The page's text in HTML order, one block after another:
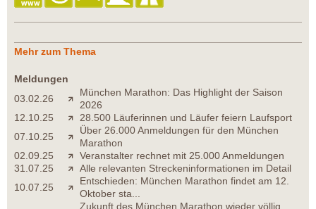
Mehr zum Thema
Meldungen
03.02.26
München Marathon: Das Highlight der Saison
2026
12.10.25
28.500 Läuferinnen und Läufer feiern Laufsport
07.10.25
Über 26.000 Anmeldungen für den München
Marathon
02.09.25
Veranstalter rechnet mit 25.000 Anmeldungen
31.07.25
Alle relevanten Streckeninformationen im Detail
10.07.25
Entschieden: München Marathon findet am 12.
Oktober sta...
Zukunft des München Marathon wieder völlig